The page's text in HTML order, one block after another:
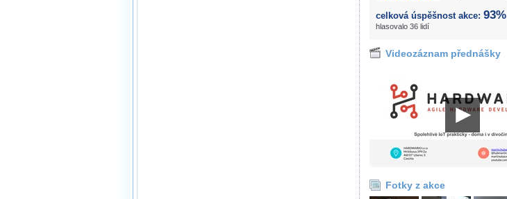
celková úspěšnost akce: 93%
hlasovalo 36 lidí
Videozáznam přednášky
Fotky z akce